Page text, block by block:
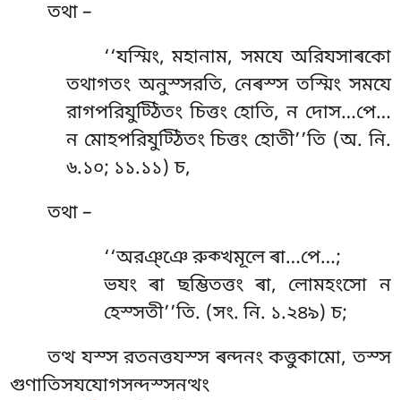
তথা –
‘‘যস্মিং, মহানাম, সমযে অরিযসাৰকো
তথাগতং অনুস্সরতি, নেৰস্স তস্মিং সমযে
রাগপরিযুট্ঠিতং চিত্তং হোতি, ন দোস…পে…
ন মোহপরিযুট্ঠিতং চিত্তং হোতী’’তি (অ. নি.
৬.১০; ১১.১১) চ,
তথা –
‘‘অরঞ্ঞেরুক্খমূলে ৰা…পে…;
ভযং ৰা ছম্ভিতত্তং ৰা, লোমহংসো ন
হেস্সতী’’তি. (সং. নি. ১.২৪৯) চ;
তত্থ যস্স রতনত্তযস্স ৰন্দনং কত্তুকামো, তস্স
গুণাতিসযযোগসন্দস্সনত্থং